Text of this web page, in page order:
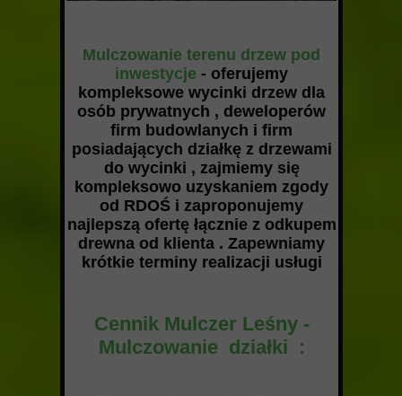
Mulczowanie terenu drzew pod
inwestycje - oferujemy
kompleksowe wycinki drzew dla
osób prywatnych , deweloperów
firm budowlanych i firm
posiadających działkę z drzewami
do wycinki , zajmiemy się
kompleksowo uzyskaniem zgody
od RDOŚ i zaproponujemy
najlepszą ofertę łącznie z odkupem
drewna od klienta . Zapewniamy
krótkie terminy realizacji usługi
Cennik Mulczer Leśny -
Mulczowanie działki :